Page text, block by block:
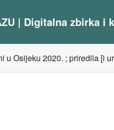
| Digitalna zbirka i
u Osijeku 2020. ; priredila [i